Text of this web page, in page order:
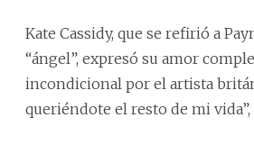
Kate Cassidy, que se refirió a
“ángel”, expresó su amor
incondicional por el artista
queriéndote el resto de mi vida”,